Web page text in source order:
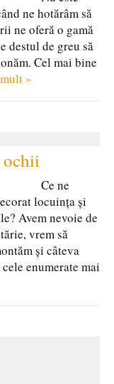
ne hotărâm să
ne oferă o gamă
destul de greu să
Cel mai bine
»
ochii
Ce ne
locuința și
Avem nevoie de
vrem să
și câteva
enumerate mai